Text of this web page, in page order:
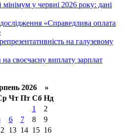
у червні 2026 року: дані
«Справедлива оплата
на галузевому
своєчасну виплату зарплат
2026 »
Чт Пт Сб Нд
1
2
6 7 8
9
13 14 15 16